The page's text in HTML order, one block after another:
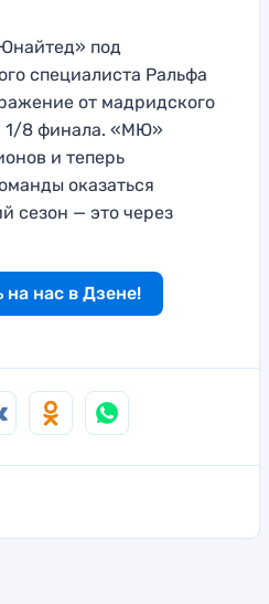
под
специалиста Ральфа
от мадридского
1/8 финала. «МЮ»
и теперь
оказаться
сезон — это через
нас в Дзене!